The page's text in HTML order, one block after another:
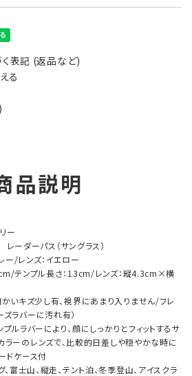
表記 (返品など)
る
品説明
ー
ーダーパス（サングラス）
ー/レンズ：イエロー
テンプル長さ：13cm/レンズ：縦4.3cm×横
いキズ少し有、視界にあまり入りません/フレ
ラバーに汚れ有）
ルラバーにより、顔にしっかりとフィットするサ
ーのレンズで、比較的日差しや穏やかな時に
ドケース付
富士山、縦走、テント泊、冬季登山、アイスクラ